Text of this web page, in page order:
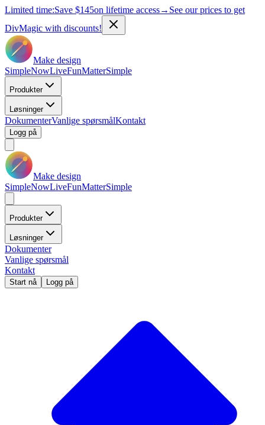
Limited time:Save $145on lifetime access→ See our prices to get
DivMagic with discounts!
Make design
SimpleNowLiveFunMatterSimple
Produkter
Løsninger
DokumenterVanlige spørsmålKontakt
Logg på
Make design
SimpleNowLiveFunMatterSimple
Produkter
Løsninger
Dokumenter
Vanlige spørsmål
Kontakt
Start nå Logg på